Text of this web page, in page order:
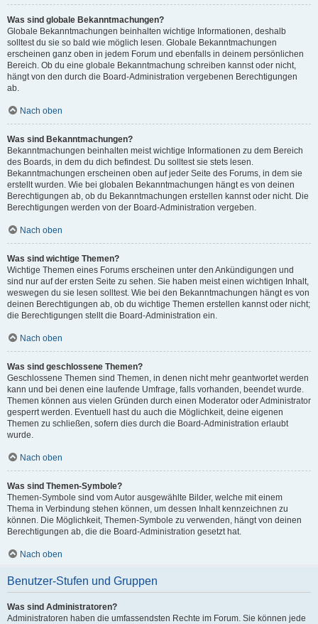
Was sind globale Bekanntmachungen?
Globale Bekanntmachungen beinhalten wichtige Informationen, deshalb
solltest du sie so bald wie möglich lesen. Globale Bekanntmachungen
erscheinen ganz oben in jedem Forum und ebenfalls in deinem persönlichen
Bereich. Ob du eine globale Bekanntmachung schreiben kannst oder nicht,
hängt von den durch die Board-Administration vergebenen Berechtigungen
ab.
Nach oben
Was sind Bekanntmachungen?
Bekanntmachungen beinhalten meist wichtige Informationen zu dem Bereich
des Boards, in dem du dich befindest. Du solltest sie stets lesen.
Bekanntmachungen erscheinen oben auf jeder Seite des Forums, in dem sie
erstellt wurden. Wie bei globalen Bekanntmachungen hängt es von deinen
Berechtigungen ab, ob du Bekanntmachungen erstellen kannst oder nicht. Die
Berechtigungen werden von der Board-Administration vergeben.
Nach oben
Was sind wichtige Themen?
Wichtige Themen eines Forums erscheinen unter den Ankündigungen und
sind nur auf der ersten Seite zu sehen. Sie haben meist einen wichtigen Inhalt,
weswegen du sie lesen solltest. Wie bei den Bekanntmachungen hängt es von
deinen Berechtigungen ab, ob du wichtige Themen erstellen kannst oder nicht;
die Berechtigungen stellt die Board-Administration ein.
Nach oben
Was sind geschlossene Themen?
Geschlossene Themen sind Themen, in denen nicht mehr geantwortet werden
kann und bei denen eine laufende Umfrage, falls vorhanden, beendet wurde.
Themen können aus vielen Gründen durch einen Moderator oder Administrator
gesperrt werden. Eventuell hast du auch die Möglichkeit, deine eigenen
Themen zu schließen, sofern dies durch die Board-Administration erlaubt
wurde.
Nach oben
Was sind Themen-Symbole?
Themen-Symbole sind vom Autor ausgewählte Bilder, welche mit einem
Thema in Verbindung stehen können, um dessen Inhalt kennzeichnen zu
können. Die Möglichkeit, Themen-Symbole zu verwenden, hängt von deinen
Berechtigungen ab, die die Board-Administration gesetzt hat.
Nach oben
Benutzer-Stufen und Gruppen
Was sind Administratoren?
Administratoren haben die umfassendsten Rechte im Forum. Sie können jede